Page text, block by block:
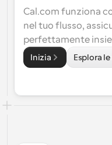
Cal.com funziona
nel tuo flusso,
perfettamente
Inizia Esplora